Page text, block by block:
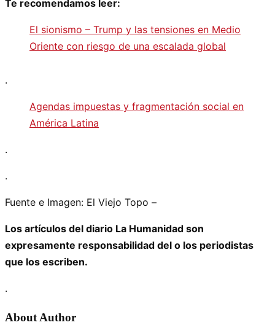
Te recomendamos leer:
El sionismo – Trump y las tensiones en Medio
Oriente con riesgo de una escalada global
.
Agendas impuestas y fragmentación social en
América Latina
.
.
Fuente e Imagen: El Viejo Topo –
Los artículos del diario La Humanidad son
expresamente responsabilidad del o los periodistas
que los escriben.
.
About Author